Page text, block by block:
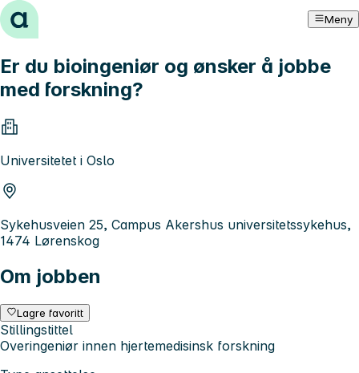
Hopp til innhold Meny
Er du bioingeniør og ønsker å jobbe
med forskning?
Universitetet i Oslo
Sykehusveien 25, Campus Akershus universitetssykehus,
1474 Lørenskog
Om jobben
Lagre favoritt
Stillingstittel
Overingeniør innen hjertemedisinsk forskning